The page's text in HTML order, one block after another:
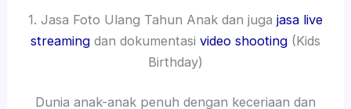
1. Jasa Foto Ulang Tahun Anak dan juga jasa live
streaming dan dokumentasi video shooting (Kids
Birthday)
Dunia anak-anak penuh dengan keceriaan dan